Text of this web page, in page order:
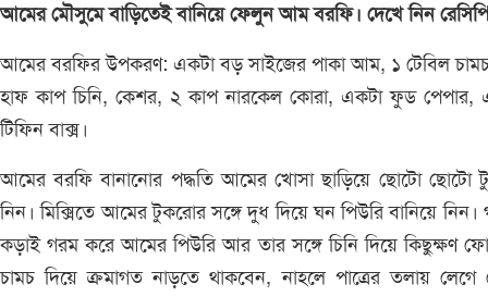
আমের মৌসুমে বাড়িতেই বানিয়ে ফেলুন আম বরফি। দেখে নিন
আমের বরফির উপকরণ: একটা বড় সাইজের পাকা আম, ১ টেবিল
হাফ কাপ চিনি, কেশর, ২ কাপ নারকেল কোরা, একটা ফুড পেপার,
টিফিন বাক্স।
আমের বরফি বানানোর পদ্ধতি আমের খোসা ছাড়িয়ে ছোটো ছোটো
নিন। মিক্সিতে আমের টুকরোর সঙ্গে দুধ দিয়ে ঘন পিউরি বানিয়ে নিন।
কড়াই গরম করে আমের পিউরি আর তার সঙ্গে চিনি দিয়ে কিছুক্ষণ
চামচ দিয়ে ক্রমাগত নাড়তে থাকবেন, নাহলে পাত্রের তলায় লেগে